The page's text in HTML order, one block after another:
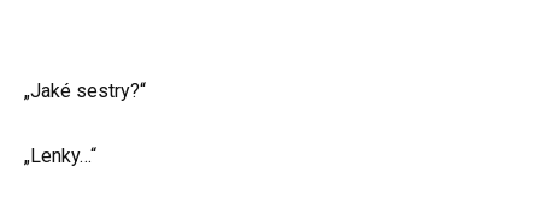
„Jaké sestry?“
„Lenky…“